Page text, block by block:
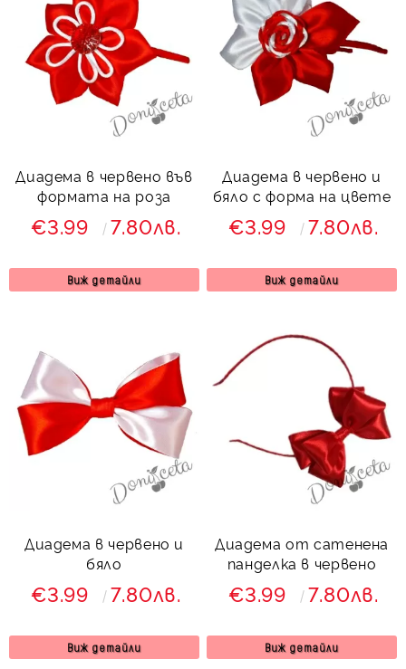
Диадема в червено във
формата на роза
€3.99 7.80лв.
Виж детайли
Диадема в червено и
бяло с форма на цвете
€3.99 7.80лв.
Виж детайли
Диадема в червено и
бяло
€3.99 7.80лв.
Виж детайли
Диадема от сатенена
панделка в червено
€3.99 7.80лв.
Виж детайли